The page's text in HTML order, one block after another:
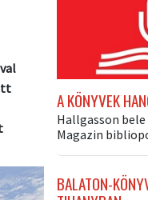
A KÖNYVEK
Hallgasson
Magazin
BALATON-